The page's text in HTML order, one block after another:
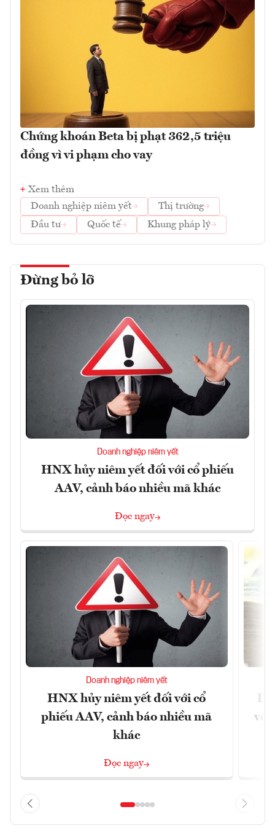
Chứng khoán Beta bị phạt 362,5 triệu
đồng vì vi phạm cho vay
Xem thêm
Doanh nghiệp niêm yết
Thị trường
Đầu tư
Quốc tế Khung pháp lý
Đừng bỏ lỡ
Doanh nghiệp niêm yết
HNX hủy niêm yết đối với cổ phiếu
AAV, cảnh báo nhiều mã khác
Đọc ngay
Doanh nghiệp niêm yết
HNX hủy niêm yết đối với cổ
phiếu AAV, cảnh báo nhiều mã
khác
Đọc ngay
Đề
với